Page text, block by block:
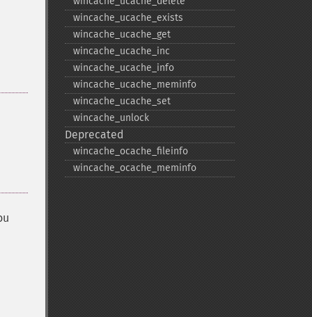
wincache_​ucache_​exists
wincache_​ucache_​get
wincache_​ucache_​inc
wincache_​ucache_​info
wincache_​ucache_​meminfo
wincache_​ucache_​set
wincache_​unlock
Deprecated
wincache_​ocache_​fileinfo
wincache_​ocache_​meminfo